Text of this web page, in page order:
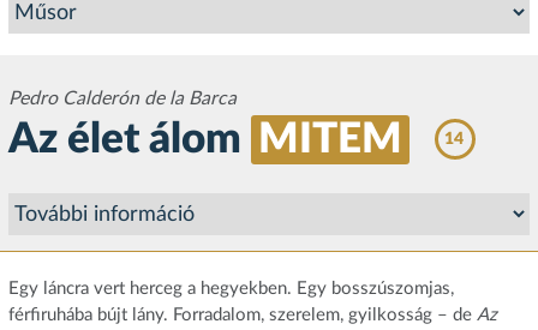
Pedro Calderón de la Barca
Az élet álom MITEM 14
Egy láncra vert herceg a hegyekben. Egy bosszúszomjas,
férfiruhába bújt lány. Forradalom, szerelem, gyilkosság – de Az